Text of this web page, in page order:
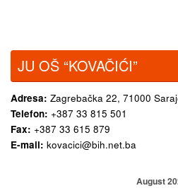
JU OŠ “KOVAČIĆI”
Adresa: Zagrebačka 22, 71000
Telefon: +387 33 815 501
Fax: +387 33 615 879
E-mail: kovacici@bih.net.ba
August